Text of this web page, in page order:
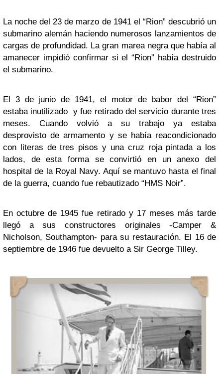
La noche del 23 de marzo de 1941 el “Rion” descubrió un
submarino alemán haciendo numerosos lanzamientos de
cargas de profundidad. La gran marea negra que había al
amanecer impidió confirmar si el “Rion” había destruido
el submarino.
El 3 de junio de 1941, el motor de babor del “Rion”
estaba inutilizado y fue retirado del servicio durante tres
meses. Cuando volvió a su trabajo ya estaba
desprovisto de armamento y se había reacondicionado
con literas de tres pisos y una cruz roja pintada a los
lados, de esta forma se convirtió en un anexo del
hospital de la Royal Navy. Aquí se mantuvo hasta el final
de la guerra, cuando fue rebautizado “HMS Noir”.
En octubre de 1945 fue retirado y 17 meses más tarde
llegó a sus constructores originales -Camper &
Nicholson, Southampton- para su restauración. El 16 de
septiembre de 1946 fue devuelto a Sir George Tilley.